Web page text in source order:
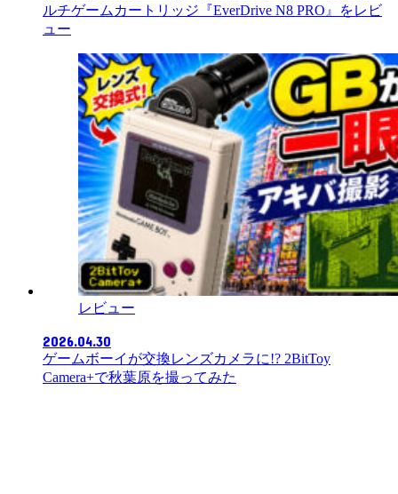
ルチゲームカートリッジ『EverDrive N8 PRO』をレビ
ュー
レビュー
2026.04.30
ゲームボーイが交換レンズカメラに!? 2BitToy
Camera+で秋葉原を撮ってみた